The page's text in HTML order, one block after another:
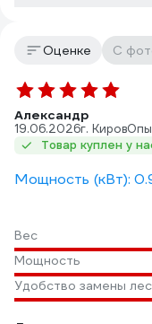
Оценке С
Александр
19.06.2026г. Киров
Товар куплен у
Мощность (кВт):
Вес
Мощность
Удобство замены